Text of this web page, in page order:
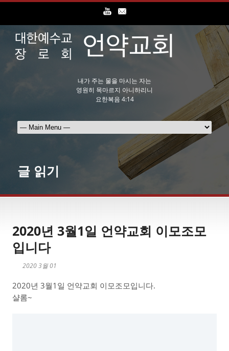
내가 주는 물을 마시는 자는
영원히 목마르지 아니하리니
요한복음 4:14
글 읽기
2020년 3월1일 언약교회 이모조모
입니다
2020 3월 01
2020년 3월1일 언약교회 이모조모입니다.
샬롬~